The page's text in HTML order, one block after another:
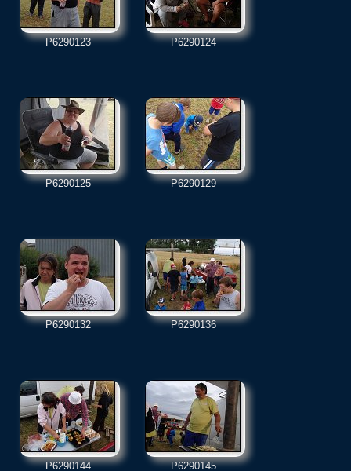
P6290123 P6290124
P6290125 P6290129
P6290132 P6290136
P6290144 P6290145